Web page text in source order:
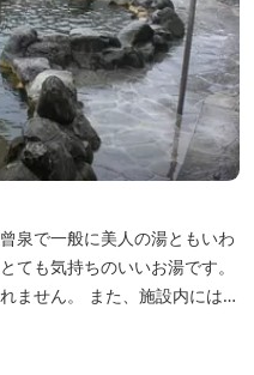
泉で一般に美人の湯ともいわ
ても気持ちのいいお湯です。
施設内にはオ
ニスコート、水遊び場（夏季
できる工房などがあります。